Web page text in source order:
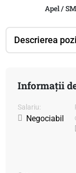
Descrierea
Apel /
Informații
Salariu:
Negociabil